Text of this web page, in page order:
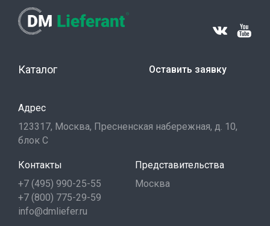
Каталог Оставить заявку
Адрес
123317, Москва, Пресненская набережная, д. 10,
блок С
Контакты
+7 (495) 990-25-55
+7 (800) 775-29-59
info@dmliefer.ru
Представительства
Москва